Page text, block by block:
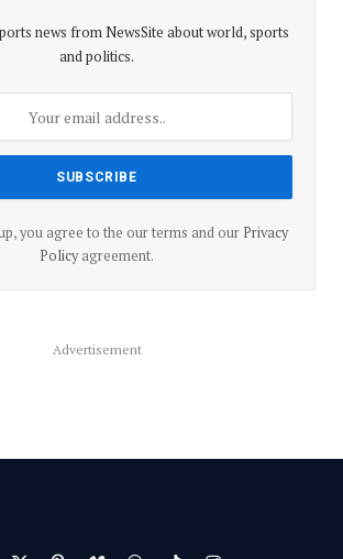
news from NewsSite about world, sports
and politics.
you agree to the our terms and our Privacy
Policyagreement.
Advertisement